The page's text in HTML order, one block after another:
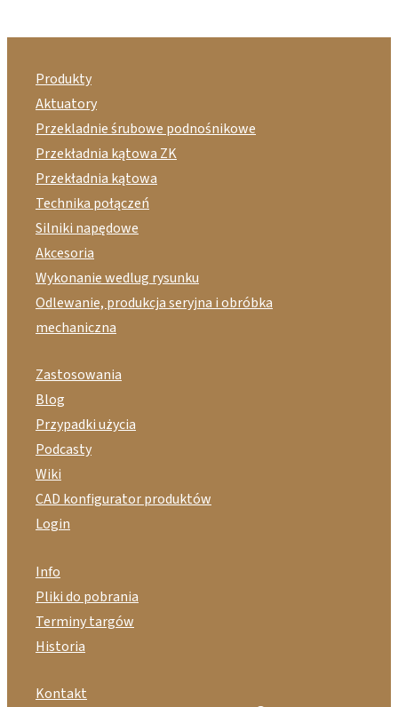
Produkty
Aktuatory
Przekladnie śrubowe podnośnikowe
Przekładnia kątowa ZK
Przekładnia kątowa
Technika połączeń
Silniki napędowe
Akcesoria
Wykonanie wedlug rysunku
Odlewanie, produkcja seryjna i obróbka
mechaniczna
Zastosowania
Blog
Przypadki użycia
Podcasty
Wiki
CAD konfigurator produktów
Login
Info
Pliki do pobrania
Terminy targów
Historia
Kontakt